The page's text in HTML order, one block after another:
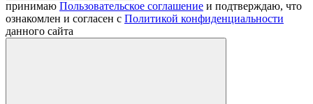
принимаю Пользовательское соглашение и подтверждаю, что
ознакомлен и согласен с Политикой конфиденциальности
данного сайта